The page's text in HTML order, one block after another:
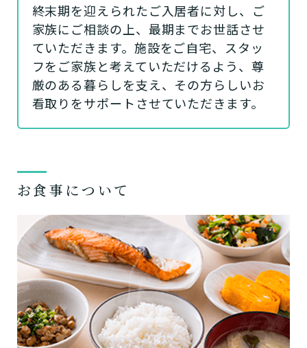
終末期を迎えられたご入居者に対し、ご
家族にご相談の上、最期までお世話させ
ていただきます。施設をご自宅、スタッ
フをご家族と考えていただけるよう、尊
厳のある暮らしを支え、その方らしいお
看取りをサポートさせていただきます。
お食事について